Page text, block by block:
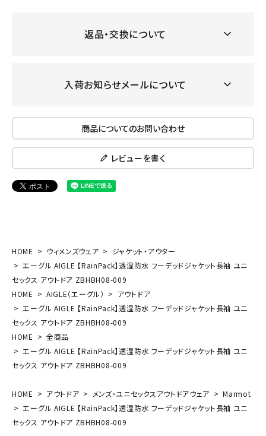
返品・交換について
入荷お知らせメールについて
商品についてのお問い合わせ
レビューを書く
HOME ウィメンズウェア
ジャケット・アウター
エーグル AIGLE 【RainPack】透湿防水 フーデッドジャケット長袖 ユニ
セックス アウトドア ZBHBH08-009
HOME
AIGLE（エーグル）
アウトドア
エーグル AIGLE 【RainPack】透湿防水 フーデッドジャケット長袖 ユニ
セックス アウトドア ZBHBH08-009
HOME
全商品
エーグル AIGLE 【RainPack】透湿防水 フーデッドジャケット長袖 ユニ
セックス アウトドア ZBHBH08-009
HOME アウトドア メンズ・ユニセックスアウトドアウェア
Marmot
エーグル AIGLE 【RainPack】透湿防水 フーデッドジャケット長袖 ユニ
セックス アウトドア ZBHBH08-009